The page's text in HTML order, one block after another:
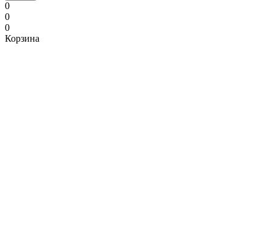
0
0
0
Корзина